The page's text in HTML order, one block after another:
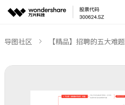
导图社区 【精品】招聘的五大难题